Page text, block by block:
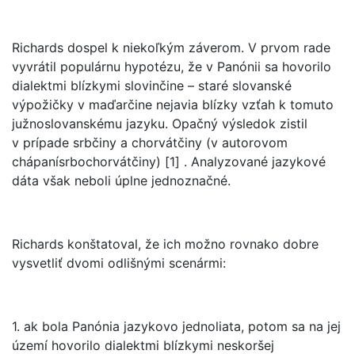
Richards dospel k niekoľkým záverom. V prvom rade
vyvrátil populárnu hypotézu, že v Panónii sa hovorilo
dialektmi blízkymi slovinčine – staré slovanské
výpožičky v maďarčine nejavia blízky vzťah k tomuto
južnoslovanskému jazyku. Opačný výsledok zistil
v prípade srbčiny a chorvátčiny (v autorovom
chápanísrbochorvátčiny) [1] . Analyzované jazykové
dáta však neboli úplne jednoznačné.
Richards konštatoval, že ich možno rovnako dobre
vysvetliť dvomi odlišnými scenármi:
1. ak bola Panónia jazykovo jednoliata, potom sa na jej
území hovorilo dialektmi blízkymi neskoršej